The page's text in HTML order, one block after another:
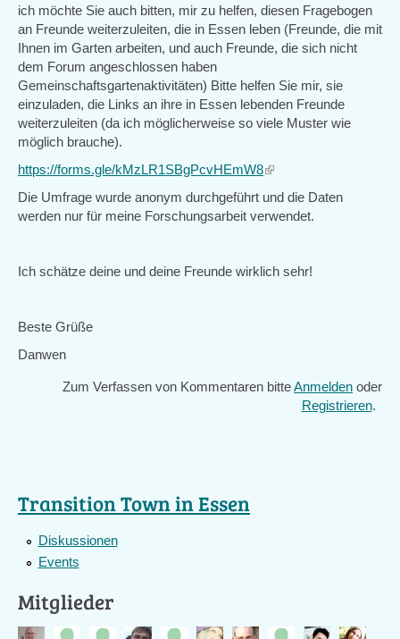
ich möchte Sie auch bitten, mir zu helfen, diesen Fragebogen
an Freunde weiterzuleiten, die in Essen leben (Freunde, die mit
Ihnen im Garten arbeiten, und auch Freunde, die sich nicht
dem Forum angeschlossen haben
Gemeinschaftsgartenaktivitäten) Bitte helfen Sie mir, sie
einzuladen, die Links an ihre in Essen lebenden Freunde
weiterzuleiten (da ich möglicherweise so viele Muster wie
möglich brauche).
https://forms.gle/kMzLR1SBgPcvHEmW8(link
external)
Die Umfrage wurde anonym durchgeführt und die Daten
werden nur für meine Forschungsarbeit verwendet.
Ich schätze deine und deine Freunde wirklich sehr!
Beste Grüße
Danwen
Zum Verfassen von Kommentaren bitteAnmelden oder
Registrieren.
Transition Town in Essen
Diskussionen
Events
Mitglieder